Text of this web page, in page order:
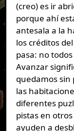
(creo) es ir
porque ahí
antesala a la
los créditos
pasa: no
Avanzar
quedamos sin
las
diferentes
pistas en
ayuden a